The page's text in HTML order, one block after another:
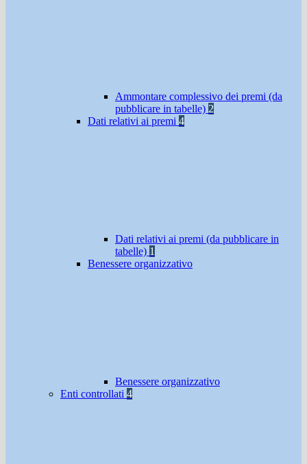
Ammontare complessivo dei premi (da
pubblicare in tabelle) 2
Dati relativi ai premi 4
Dati relativi ai premi (da pubblicare in
tabelle) 1
Benessere organizzativo
Benessere organizzativo
Enti controllati 4